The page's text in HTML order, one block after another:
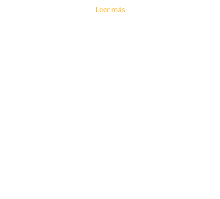
Leer más